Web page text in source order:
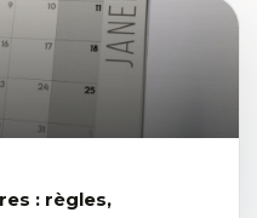
: règles,